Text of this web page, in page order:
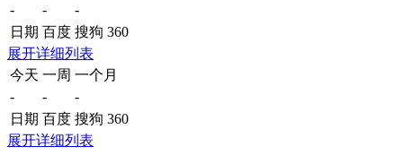
-
-
-
日期 百度 搜狗 360
展开详细列表
今天 一周 一个月
-
-
-
日期 百度 搜狗 360
展开详细列表